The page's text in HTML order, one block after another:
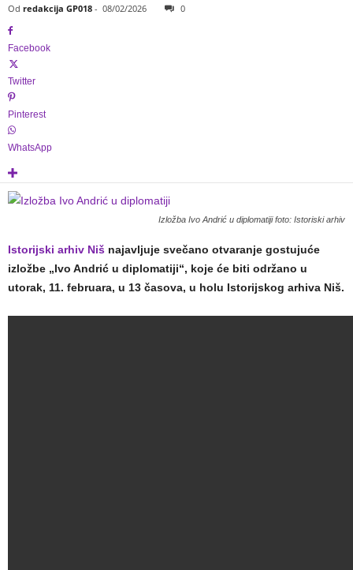
Od redakcija GP018 - 08/02/2026 0
Facebook
Twitter
Pinterest
WhatsApp
Izložba Ivo Andrić u diplomatiji foto: Istoriski arhiv
Istorijski arhiv Niš najavljuje svečano otvaranje gostujuće
izložbe „Ivo Andrić u diplomatiji“, koje će biti održano u
utorak, 11. februara, u 13 časova, u holu Istorijskog arhiva Niš.